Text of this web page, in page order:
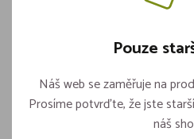
Pouze
Náš web se zaměřuje na
Prosíme potvrďte, že jste
náš